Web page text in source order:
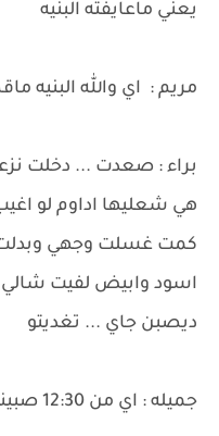
يعني ماعايفته البنيه
مريم : اي والله البنيه
براء : صعدت ... دخلت
هي شعليها اداوم لو
كمت غسلت وجهي
اسود وابيض لفيت شالي
ديصبن جاي ... تغديتو
جميله : اي من 12:30 صبينه غده ... تعاي اصبلج غده